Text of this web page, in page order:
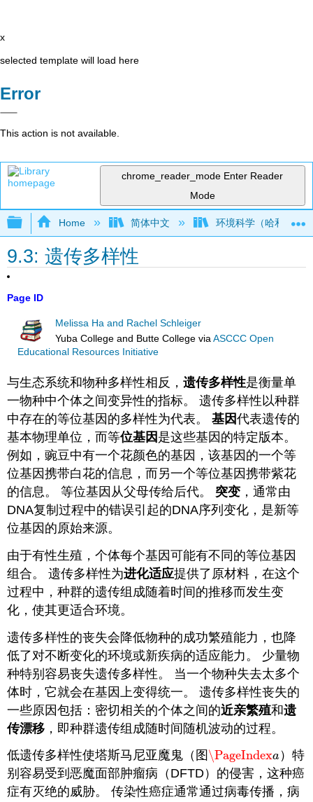
x
selected template will load here
Error
This action is not available.
chrome_reader_mode Enter Reader
Mode
Expand/collapse global hierarchy
Home 简体中文 环境科学（哈和施莱
9.3: 遗传多样性
Page ID
Melissa Ha and Rachel Schleiger
Yuba College and Butte College viaASCCC Open
Educational Resources Initiative
与生态系统和物种多样性相反，遗传多样性是衡量单
一物种中个体之间变异性的指标。 遗传多样性以种群
中存在的等位基因的多样性为代表。基因代表遗传的
基本物理单位，而等位基因 是这些基因的特定版本。
例如，豌豆中有一个花颜色的基因，该基因的一个等
位基因携带白花的信息，而另一个等位基因携带紫花
的信息。 等位基因从父母传给后代。 突变 ，通常由
DNA复制过程中的错误引起的DNA序列变化，是新等
位基因的原始来源。
由于有性生殖，个体每个基因可能有不同的等位基因
组合。 遗传多样性为进化适应提供了原材料，在这个
过程中，种群的遗传组成随着时间的推移而发生变
化，使其更适合环境。
遗传多样性的丧失会降低物种的成功繁殖能力，也降
低了对不断变化的环境或新疾病的适应能力。 少量物
种特别容易丧失遗传多样性。 当一个物种失去太多个
体时，它就会在基因上变得统一。 遗传多样性丧失的
一些原因包括：密切相关的个体之间的近亲繁殖和遗
传漂移 ，即种群遗传组成随时间随机波动的过程。
低遗传多样性使塔斯马尼亚魔鬼（图 \PageIndexa
\PageIndexa）特
别容易受到恶魔面部肿瘤病（DFTD）的侵害，这种癌
症有灭绝的威胁。 传染性癌症通常通过病毒传播，病